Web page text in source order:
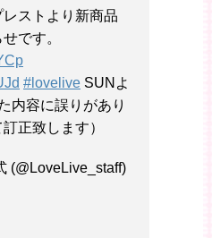
レストより新商品
です。
#lovelive SUNよ
内容に誤りがあり
正致します）
(@LoveLive_staff)